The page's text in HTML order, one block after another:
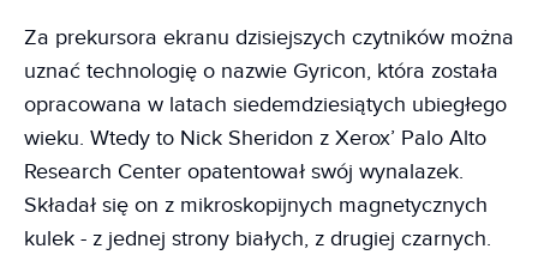
Za prekursora ekranu dzisiejszych czytników można
uznać technologię o nazwie Gyricon, która została
opracowana w latach siedemdziesiątych ubiegłego
wieku. Wtedy to Nick Sheridon z Xerox’ Palo Alto
Research Center opatentował swój wynalazek.
Składał się on z mikroskopijnych magnetycznych
kulek - z jednej strony białych, z drugiej czarnych.